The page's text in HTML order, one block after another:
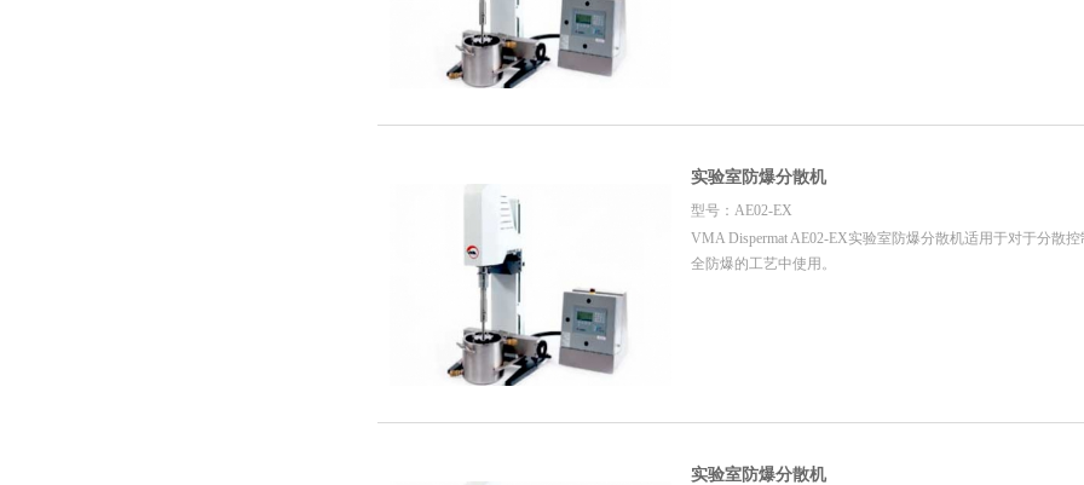
实验室防爆分散机
型号：AE02-EX
VMA Dispermat AE02-EX实验室防爆分散机适用于对于分散
全防爆的工艺中使用。
实验室防爆分散机